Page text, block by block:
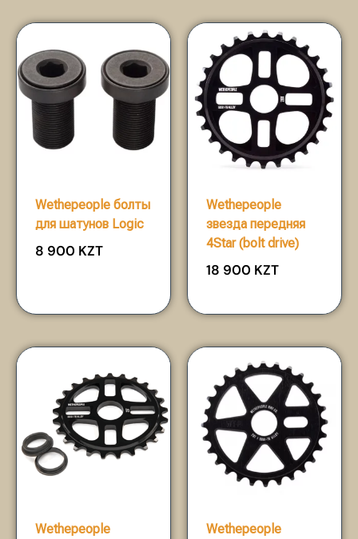
Wethepeople болты
для шатунов Logic
8 900 KZT
Wethepeople
звезда передняя
4Star (bolt drive)
18 900 KZT
Wethepeople
Wethepeople